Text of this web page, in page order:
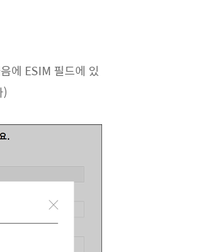
에 ESIM 필드에 있